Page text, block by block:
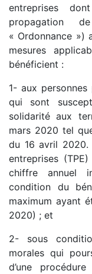
entreprises
propagation
« Ordonnance »)
mesures
bénéficient :
1- aux
qui sont
solidarité aux
mars 2020 tel
du 16 avril 2020.
entreprises
chiffre annuel
condition du
maximum ayant
2020) ; et
2- sous
morales qui
d’une